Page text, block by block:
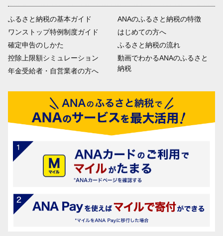
ふるさと納税の基本ガイド
ワンストップ特例制度ガイド
確定申告のしかた
控除上限額シミュレーション
年金受給者・自営業者の方へ
ANAのふるさと納税の特徴
はじめての方へ
ふるさと納税の流れ
動画でわかるANAのふるさと
納税